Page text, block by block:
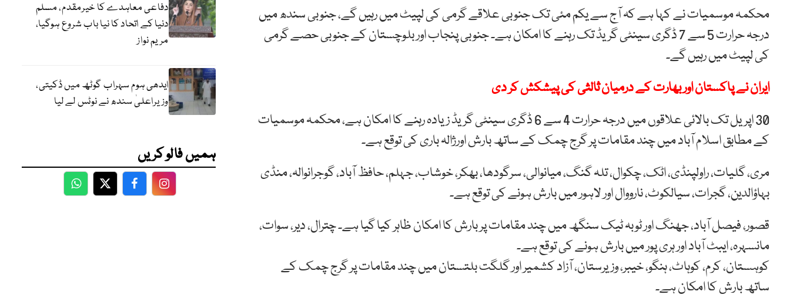
محکمہ موسمیات نے کہا ہے کہ آج سے یکم مئی تک جنوبی علاقے گرمی کی لپیٹ میں رہیں گے، جنوبی سندھ میں
درجہ حرارت 5 سے 7 ڈگری سینٹی گریڈ تک رہنے کا امکان ہے۔ جنوبی پنجاب اور بلوچستان کے جنوبی حصے گرمی
کی لپیٹ میں رہیں گے۔
ایران نے پاکستان اور بھارت کے درمیان ثالثی کی پیشکش کر دی
30 اپریل تک بالائی علاقوں میں درجہ حرارت 4 سے 6 ڈگری سینٹی گریڈ زیادہ رہنے کا امکان ہے، محکمہ موسمیات
کے مطابق اسلام آباد میں چند مقامات پر گرج چمک کے ساتھ بارش اورژالہ باری کی توقع ہے۔
مری، گلیات، راولپنڈی، اٹک، چکوال، تلہ گنگ، میانوالی، سرگودھا، بھکر، خوشاب، جہلم، حافظ آباد، گوجرانوالہ، منڈی
بہاؤالدین، گجرات، سیالکوٹ، نارووال اور لاہور میں بارش ہونے کی توقع ہے۔
قصور، فیصل آباد، جھنگ اور ٹوبہ ٹیک سنگھ میں چند مقامات پر بارش کا امکان ظاہر کیا گیا ہے۔ چترال، دیر، سوات،
مانسہرہ، ایبٹ آباد اور ہری پور میں بارش ہونے کی توقع ہے۔
کوہستان، کرم، کوہاٹ، ہنگو، خیبر، وزیرستان، آزاد کشمیر اور گلگت بلتستان میں چند مقامات پر گرج چمک کے
ساتھ بارش کا امکان ہے۔
دفاعی معاہدے کا خیرمقدم، مسلم
دنیا کے اتحاد کا نیا باب شروع ہوگیا،
مریم نواز
ایدھی ہوم سہراب گوٹھ میں ڈکیتی،
وزیراعلیٰ سندھ نے نوٹس لے لیا
ہمیں فالو کریں
WhatsApp
TwitterFacebookFacebook